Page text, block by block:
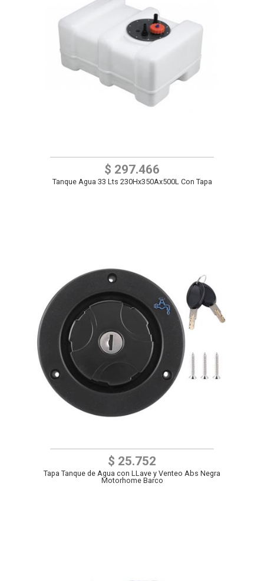
$ 297.466
Tanque Agua 33 Lts 230Hx350Ax500L Con Tapa
$ 25.752
Tapa Tanque de Agua con LLave y Venteo Abs Negra
Motorhome Barco